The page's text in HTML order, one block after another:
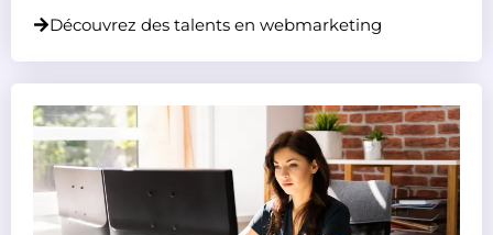
Découvrez des talents en webmarketing